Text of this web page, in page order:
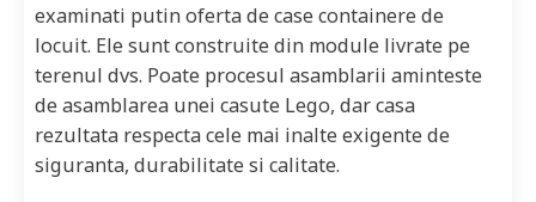
examinati putin oferta de case containere de
locuit. Ele sunt construite din module livrate pe
terenul dvs. Poate procesul asamblarii aminteste
de asamblarea unei casute Lego, dar casa
rezultata respecta cele mai inalte exigente de
siguranta, durabilitate si calitate.